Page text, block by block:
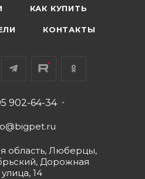
КАК КУПИТЬ
КОНТАКТЫ
902-64-34
область, Люберцы,
Дорожная
улица, 14